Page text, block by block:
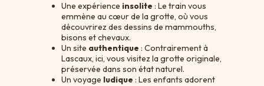
Une expérience insolite : Le train vous
emmène au cœur de la grotte, où vous
découvrirez des dessins de mammouths,
bisons et chevaux.
Un site authentique : Contrairement à
Lascaux, ici, vous visitez la grotte originale,
préservée dans son état naturel.
Un voyage ludique : Les enfants adorent